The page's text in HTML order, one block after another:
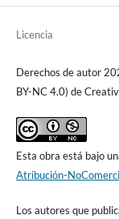
Licencia
Derechos de autor
BY-NC 4.0) de
Esta obra está bajo
Atribución-
Los autores que